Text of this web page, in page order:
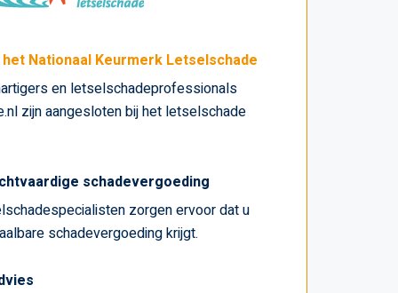
Nationaal Keurmerk Letselschade
en letselschadeprofessionals
zijn aangesloten bij het letselschade
schadevergoeding
zorgen ervoor dat u
schadevergoeding krijgt.